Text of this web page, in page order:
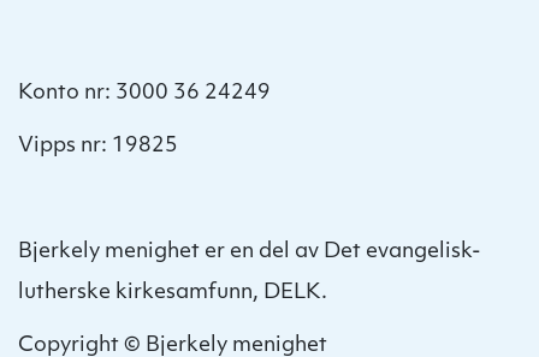
Konto nr: 3000 36 24249
Vipps nr: 19825
Bjerkely menighet er en del av Det evangelisk-
lutherske kirkesamfunn, DELK.
Copyright © Bjerkely menighet